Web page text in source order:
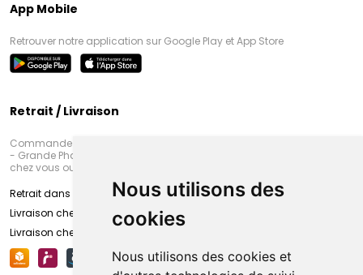
Nous utilisons des
cookies
Nous utilisons des cookies et
App Mobile
Retrouver notre application sur Google Play et App Store
Retrait / Livraison
Commandez en ligne et venez chercher votre commande à Amiens
- Grande Pharmacie d’Amiens (Fachon) ou recevez-là rapidement
chez vous ou en point retrait
Retrait dans la pharmacie d’Amiens
Livraison chez vous
Livraison chez votre commerçant